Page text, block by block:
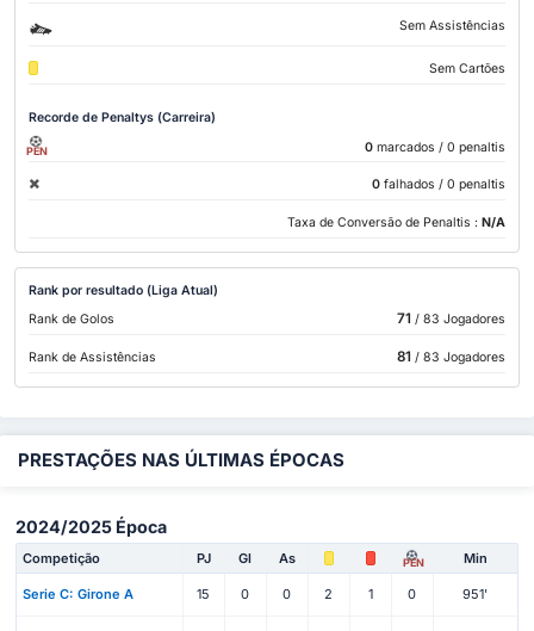
Sem Assistências
Sem Cartões
Recorde de Penaltys (Carreira)
PEN 0 marcados / 0 penaltis
0 falhados / 0 penaltis
Taxa de Conversão de Penaltis : N/A
Rank por resultado (Liga Atual)
Rank de Golos
71 / 83 Jogadores
Rank de Assistências 81 / 83 Jogadores
PRESTAÇÕES NAS ÚLTIMAS ÉPOCAS
2024/2025 Época
Competição PJ Gl As PEN Min
Serie C: Girone A 15 0 0 2 1 0 951'